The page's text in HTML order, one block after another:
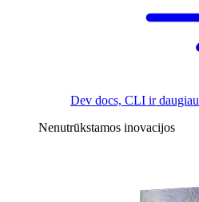
Dev docs, CLI ir daugiau
Nenutrūkstamos inovacijos